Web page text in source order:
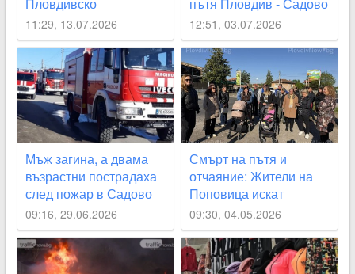
11:29, 13.07.2026 12:51, 03.07.2026
Мъж загина, а двама
възрастни пострадаха
след пожар в Садово
09:16, 29.06.2026
Смърт на пътя и
отчаяние: Жители на
Поповица искат
спешни мерки след
пореден фатален
инцидент
09:30, 04.05.2026